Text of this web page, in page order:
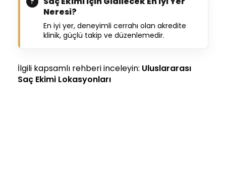
Neresi?
En iyi yer, deneyimli cerrahı olan akredite
klinik, güçlü takip ve düzenlemedir.
İlgili kapsamlı rehberi inceleyin: Uluslararası
Saç Ekimi Lokasyonları